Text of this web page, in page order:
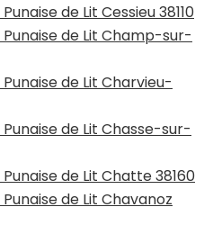
de Lit Cessieu 38110
de Lit Champ-sur-
de Lit Charvieu-
de Lit Chasse-sur-
de Lit Chatte 38160
de Lit Chavanoz